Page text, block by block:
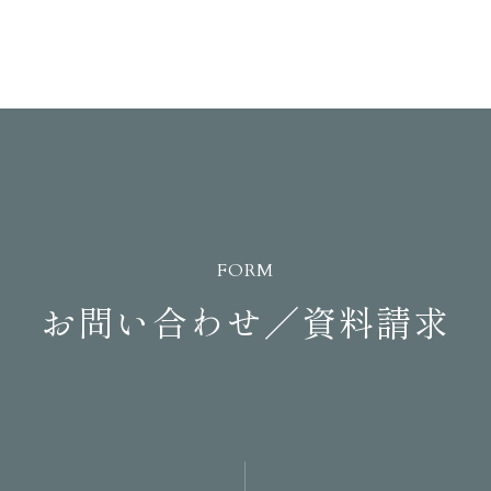
FORM
お問い合わせ／資料請求